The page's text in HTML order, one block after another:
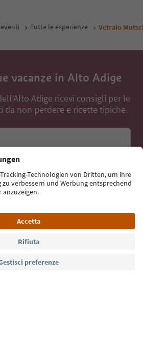
Tutte le esperienze Vetraio
vacanze in Alto Adige
Adige ricevi consigli per le
da non perdere e ricette tipiche.
alla newsletter